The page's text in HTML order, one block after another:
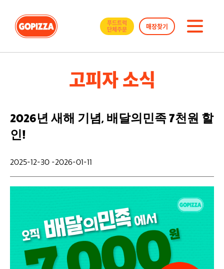
GOPIZZA
푸드트럭
단체주문
매장찾기
메
고피자 소식
2026년 새해 기념, 배달의민족 7천원 할
인!
2025-12-30 -2026-01-11